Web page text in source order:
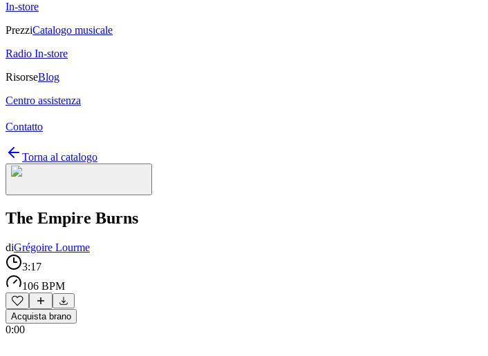
In-store
PrezziCatalogo musicale
Radio In-store
RisorseBlog
Centro assistenza
Contatto
Torna al catalogo
The Empire Burns
diGrégoire Lourme
3:17
106 BPM
Acquista brano
0:00